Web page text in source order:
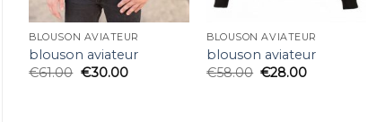
BLOUSON AVIATEUR
blouson aviateur
€61.00 €30.00
BLOUSON AVIATEUR
blouson aviateur
€58.00 €28.00